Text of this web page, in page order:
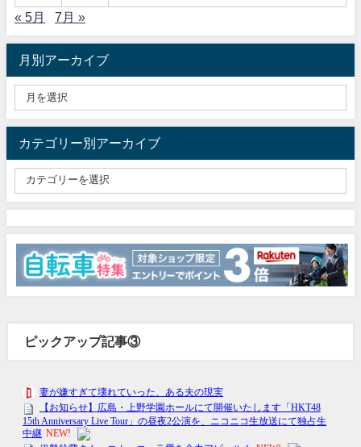
« 5月
7月 »
月別アーカイブ
カテゴリー別アーカイブ
ピックアップ記事③